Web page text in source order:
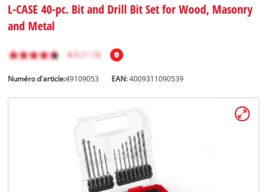
L-CASE 40-pc. Bit and Drill Bit Set for Wood, Masonry
and Metal
Numéro d'article:49109053 EAN:4009311090539